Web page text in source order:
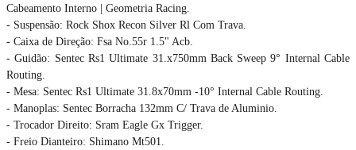
Cabeamento Interno | Geometria Racing.
- Suspensão: Rock Shox Recon Silver Rl Com Trava.
- Caixa de Direção: Fsa No.55r 1.5" Acb.
- Guidão: Sentec Rs1 Ultimate 31.x750mm Back Sweep 9° Internal Cable
Routing.
- Mesa: Sentec Rs1 Ultimate 31.8x70mm -10° Internal Cable Routing.
- Manoplas: Sentec Borracha 132mm C/ Trava de Aluminio.
- Trocador Direito: Sram Eagle Gx Trigger.
- Freio Dianteiro: Shimano Mt501.